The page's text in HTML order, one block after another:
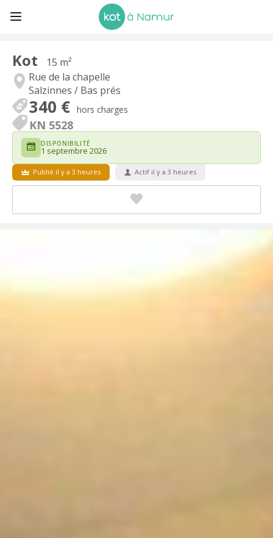
Kot
15 m²
Rue de la chapelle
Salzinnes / Bas prés
340 € hors charges
KN 5528
DISPONIBILITÉ
1 septembre 2026
Publié il y a 3 heures Actif il y a 3 heures